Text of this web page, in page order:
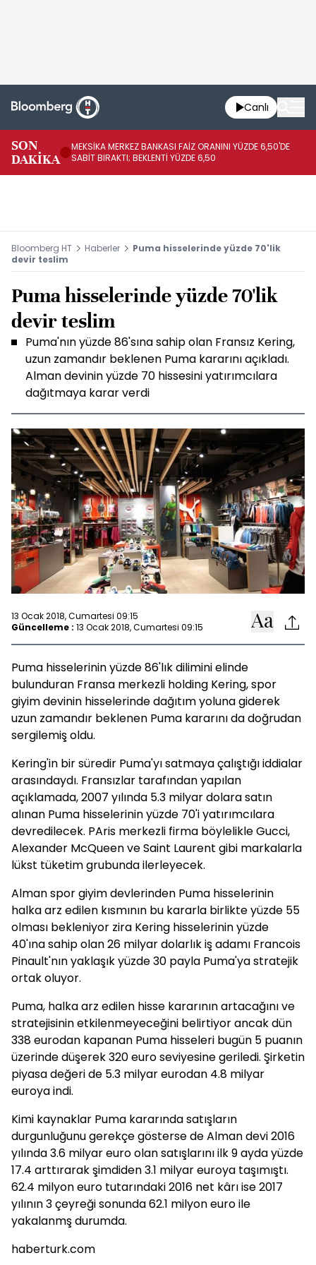
Canlı
SON
DAKİKA
MEKSİKA MERKEZ BANKASI FAİZ ORANINI YÜZDE 6,50'DE
SABİT BIRAKTI; BEKLENTİ YÜZDE 6,50
Bloomberg HT Haberler
Puma hisselerinde yüzde 70'lik
devir teslim
Puma hisselerinde yüzde 70'lik
devir teslim
Puma'nın yüzde 86'sına sahip olan Fransız Kering,
uzun zamandır beklenen Puma kararını açıkladı.
Alman devinin yüzde 70 hissesini yatırımcılara
dağıtmaya karar verdi
13 Ocak 2018, Cumartesi 09:15
Güncelleme : 13 Ocak 2018, Cumartesi 09:15
Puma hisselerinin yüzde 86'lık dilimini elinde
bulunduran Fransa merkezli holding Kering, spor
giyim devinin hisselerinde dağıtım yoluna giderek
uzun zamandır beklenen Puma kararını da doğrudan
sergilemiş oldu.
Kering'in bir süredir Puma'yı satmaya çalıştığı iddialar
arasındaydı. Fransızlar tarafından yapılan
açıklamada, 2007 yılında 5.3 milyar dolara satın
alınan Puma hisselerinin yüzde 70'i yatırımcılara
devredilecek. PAris merkezli firma böylelikle Gucci,
Alexander McQueen ve Saint Laurent gibi markalarla
lükst tüketim grubunda ilerleyecek.
Alman spor giyim devlerinden Puma hisselerinin
halka arz edilen kısmının bu kararla birlikte yüzde 55
olması bekleniyor zira Kering hisselerinin yüzde
40'ına sahip olan 26 milyar dolarlık iş adamı Francois
Pinault'nın yaklaşık yüzde 30 payla Puma'ya stratejik
ortak oluyor.
Puma, halka arz edilen hisse kararının artacağını ve
stratejisinin etkilenmeyeceğini belirtiyor ancak dün
338 eurodan kapanan Puma hisseleri bugün 5 puanın
üzerinde düşerek 320 euro seviyesine geriledi. Şirketin
piyasa değeri de 5.3 milyar eurodan 4.8 milyar
euroya indi.
Kimi kaynaklar Puma kararında satışların
durgunluğunu gerekçe gösterse de Alman devi 2016
yılında 3.6 milyar euro olan satışlarını ilk 9 ayda yüzde
17.4 arttırarak şimdiden 3.1 milyar euroya taşımıştı.
62.4 milyon euro tutarındaki 2016 net kârı ise 2017
yılının 3 çeyreği sonunda 62.1 milyon euro ile
yakalanmş durumda.
haberturk.com